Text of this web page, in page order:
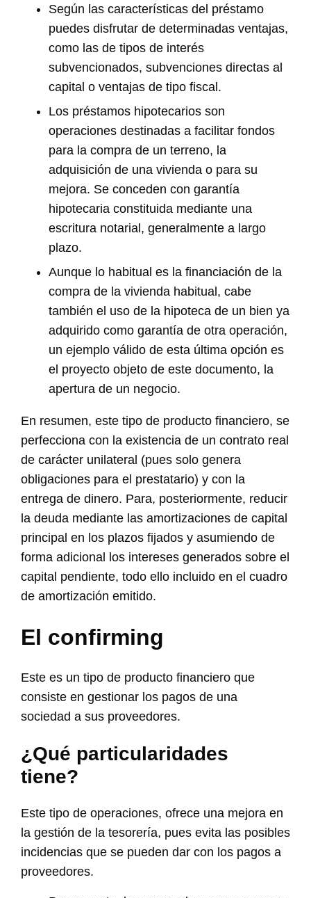
Según las características del préstamo
puedes disfrutar de determinadas ventajas,
como las de tipos de interés
subvencionados, subvenciones directas al
capital o ventajas de tipo fiscal.
Los préstamos hipotecarios son
operaciones destinadas a facilitar fondos
para la compra de un terreno, la
adquisición de una vivienda o para su
mejora. Se conceden con garantía
hipotecaria constituida mediante una
escritura notarial, generalmente a largo
plazo.
Aunque lo habitual es la financiación de la
compra de la vivienda habitual, cabe
también el uso de la hipoteca de un bien ya
adquirido como garantía de otra operación,
un ejemplo válido de esta última opción es
el proyecto objeto de este documento, la
apertura de un negocio.
En resumen, este tipo de producto financiero, se
perfecciona con la existencia de un contrato real
de carácter unilateral (pues solo genera
obligaciones para el prestatario) y con la
entrega de dinero. Para, posteriormente, reducir
la deuda mediante las amortizaciones de capital
principal en los plazos fijados y asumiendo de
forma adicional los intereses generados sobre el
capital pendiente, todo ello incluido en el cuadro
de amortización emitido.
El confirming
Este es un tipo de producto financiero que
consiste en gestionar los pagos de una
sociedad a sus proveedores.
¿Qué particularidades
tiene?
Este tipo de operaciones, ofrece una mejora en
la gestión de la tesorería, pues evita las posibles
incidencias que se pueden dar con los pagos a
proveedores.